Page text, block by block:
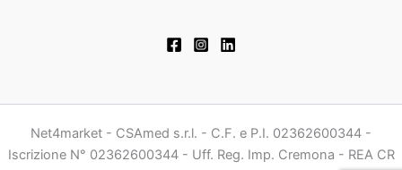
Net4market - CSAmed s.r.l. - C.F. e P.I. 02362600344 -
Iscrizione N° 02362600344 - Uff. Reg. Imp. Cremona - REA CR